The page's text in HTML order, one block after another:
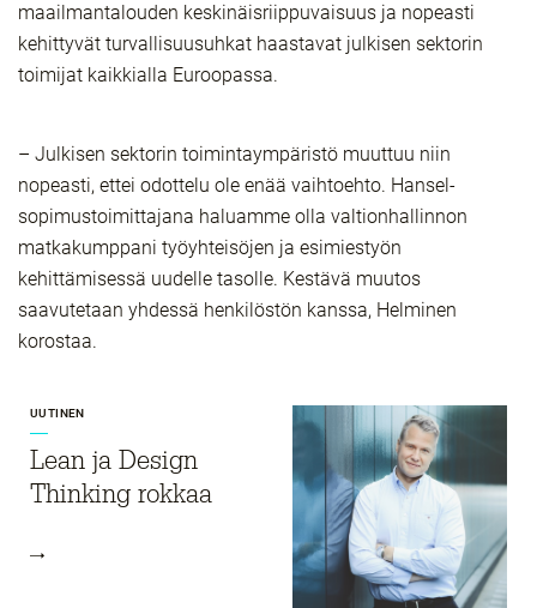
maailmantalouden keskinäisriippuvaisuus ja nopeasti
kehittyvät turvallisuusuhkat haastavat julkisen sektorin
toimijat kaikkialla Euroopassa.
– Julkisen sektorin toimintaympäristö muuttuu niin
nopeasti, ettei odottelu ole enää vaihtoehto. Hansel-
sopimustoimittajana haluamme olla valtionhallinnon
matkakumppani työyhteisöjen ja esimiestyön
kehittämisessä uudelle tasolle. Kestävä muutos
saavutetaan yhdessä henkilöstön kanssa, Helminen
korostaa.
UUTINEN
Lean ja Design
Thinking rokkaa